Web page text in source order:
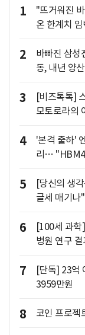
1
"뜨거워진
온 한계치 임
2
바빠진 삼
동, 내년 양
3
[비즈톡톡]
모토로라의
4
'본격 출하'
리… "HBM4
5
[당신의 생
글세 매기나"
6
[100세 과
병원 연구 결
7
[단독] 23억
3959만원
8 코인 프로젝